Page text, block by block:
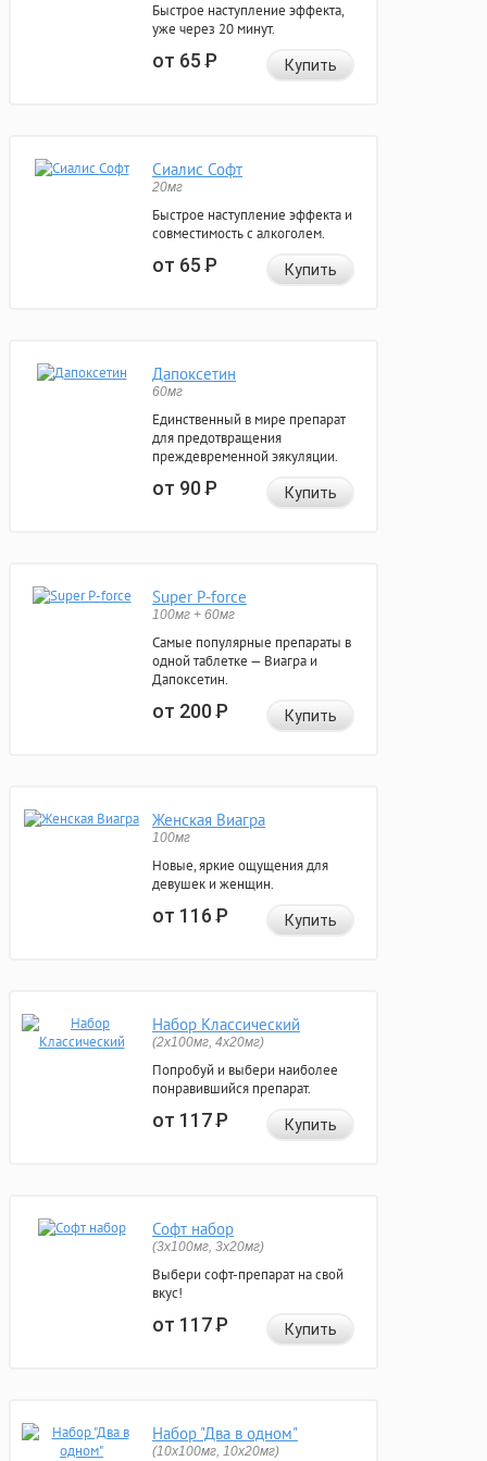
Быстрое наступление эффекта,
уже через 20 минут.
от 65Р Купить
Сиалис Софт
20мг
Быстрое наступление эффекта и
совместимость с алкоголем.
от 65Р Купить
Дапоксетин
60мг
Единственный в мире препарат
для предотвращения
преждевременной эякуляции.
от 90Р Купить
Super P-force
100мг + 60мг
Самые популярные препараты в
одной таблетке — Виагра и
Дапоксетин.
от 200Р Купить
Женская Виагра
100мг
Новые, яркие ощущения для
девушек и женщин.
от 116Р Купить
Набор Классический
(2x100мг, 4x20мг)
Попробуй и выбери наиболее
понравившийся препарат.
от 117Р Купить
Софт набор
(3x100мг, 3x20мг)
Выбери софт-препарат на свой
вкус!
от 117Р Купить
Набор "Два в одном"
(10x100мг, 10x20мг)